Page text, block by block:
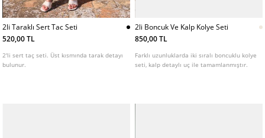
2li Taraklı Sert Tac Seti
520,00 TL
2'li sert taç seti. Üst kısmında tarak detayı
bulunur.
2li Boncuk Ve Kalp Kolye Seti
850,00 TL
Farklı uzunluklarda iki sıralı boncuklu kolye
seti, kalp detaylı uç ile tamamlanmıştır.